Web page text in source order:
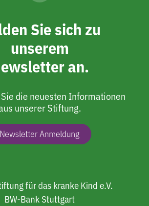
Sie sich zu
unserem
an.
die neuesten Informationen
unserer Stiftung.
Newsletter Anmeldung
für das kranke Kind e.V.
BW-Bank Stuttgart